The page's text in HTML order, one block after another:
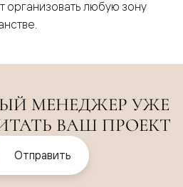
организовать любую зону
МЕНЕДЖЕР УЖЕ
ВАШ ПРОЕКТ
Отправить